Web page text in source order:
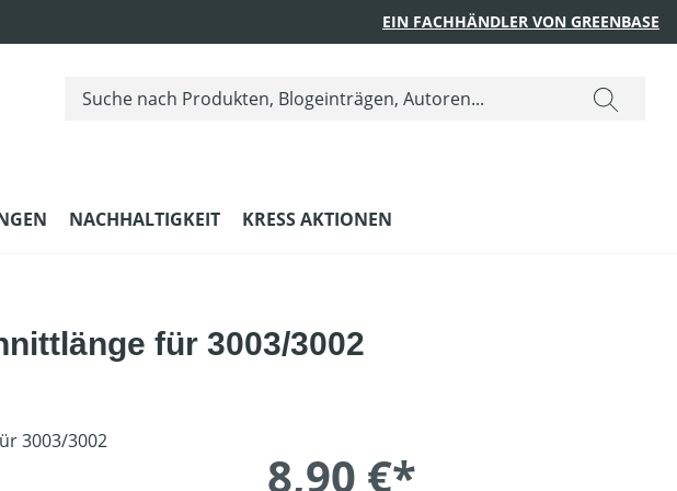
EIN FACHHÄNDLER VON GREENBASE
NACHHALTIGKEIT KRESS AKTIONEN
für 3003/3002
8,90 €*